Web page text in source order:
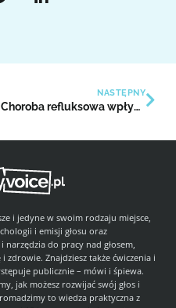
NASTĘPNY
Choroba refluksowa wpływa na krtań
i jedyne w swoim rodzaju miejsce,
i emisji głosu oraz
do pracy nad głosem,
Znajdziesz także ćwiczenia i
publicznie – mówi i śpiewa.
jak możesz rozwijać swój głos i
to wiedza praktyczna z